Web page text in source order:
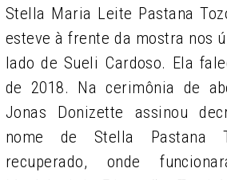
Stella Maria Leite Pastana
esteve à frente da mostra nos
lado de Sueli Cardoso. Ela
de 2018. Na cerimônia de
Jonas Donizette assinou
nome de Stella Pastana
recuperado, onde